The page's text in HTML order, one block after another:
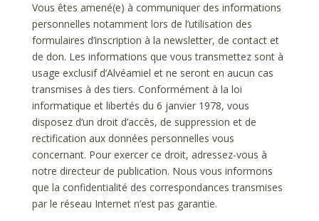
Vous êtes amené(e) à communiquer des informations
personnelles notamment lors de l’utilisation des
formulaires d’inscription à la newsletter, de contact et
de don. Les informations que vous transmettez sont à
usage exclusif d’Alvéamiel et ne seront en aucun cas
transmises à des tiers. Conformément à la loi
informatique et libertés du 6 janvier 1978, vous
disposez d’un droit d’accès, de suppression et de
rectification aux données personnelles vous
concernant. Pour exercer ce droit, adressez-vous à
notre directeur de publication. Nous vous informons
que la confidentialité des correspondances transmises
par le réseau Internet n’est pas garantie.